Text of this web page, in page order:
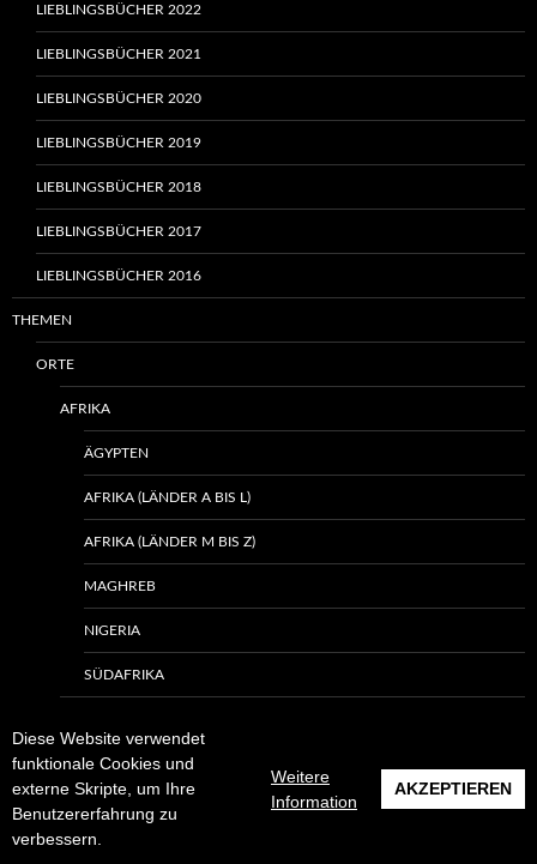
Diese Website verwendet
funktionale Cookies und
externe Skripte, um Ihre
Benutzererfahrung zu
verbessern.
Weitere
Information
AKZEPTIEREN
LIEBLINGSBÜCHER 2022
LIEBLINGSBÜCHER 2021
LIEBLINGSBÜCHER 2020
LIEBLINGSBÜCHER 2019
LIEBLINGSBÜCHER 2018
LIEBLINGSBÜCHER 2017
LIEBLINGSBÜCHER 2016
THEMEN
ORTE
AFRIKA
ÄGYPTEN
AFRIKA (LÄNDER A BIS L)
AFRIKA (LÄNDER M BIS Z)
MAGHREB
NIGERIA
SÜDAFRIKA
ASIEN
ARABISCHE HALBINSEL